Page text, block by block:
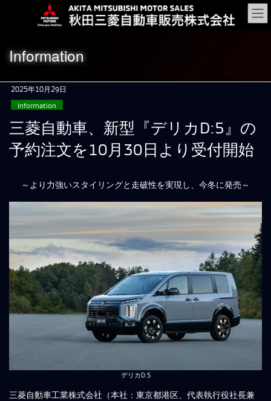
移
ン
Information
2025年10月29日
Information
三菱自動車、新型『デリカD:5』の
予約注文を10月30日より受付開始
～より力強いスタイリングと走破性を実現し、今冬に発売～
デリカD:5
三菱自動車工業株式会社（本社：東京都港区、代表執行役社長兼